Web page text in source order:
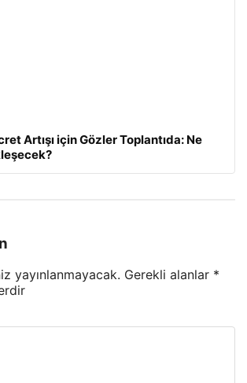
Artışı için Gözler Toplantıda: Ne
yayınlanmayacak. Gerekli alanlar *